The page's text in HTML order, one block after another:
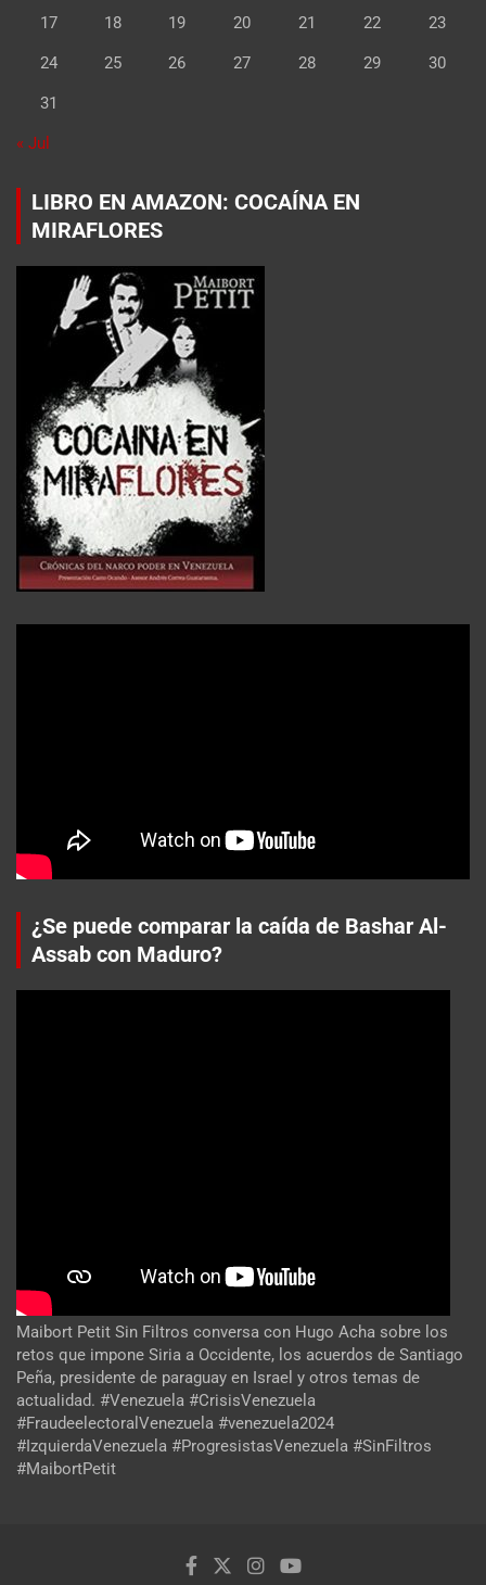
17 18 19 20 21 22 23
24 25 26 27 28 29 30
31
« Jul
LIBRO EN AMAZON: COCAÍNA EN
MIRAFLORES
¿Se puede comparar la caída de Bashar Al-
Assab con Maduro?
Maibort Petit Sin Filtros conversa con Hugo Acha sobre los
retos que impone Siria a Occidente, los acuerdos de Santiago
Peña, presidente de paraguay en Israel y otros temas de
actualidad. #Venezuela #CrisisVenezuela
#FraudeelectoralVenezuela #venezuela2024
#IzquierdaVenezuela #ProgresistasVenezuela #SinFiltros
#MaibortPetit